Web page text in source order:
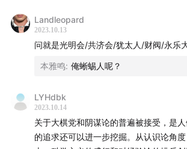
Landleopard
2023.10.13
问就是光明会/共济会/犹太人/财阀/永乐
本雅鸣: 俺蜥蜴人呢？
LYHdbk
2023.10.14
关于大棋党和阴谋论的普遍被接受，是
的追求还可以进一步挖掘。从认识论角